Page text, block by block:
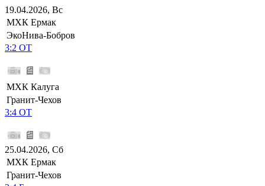
19.04.2026, Вс
МХК Ермак
ЭкоНива-Бобров
3:2 ОТ
МХК Калуга
Гранит-Чехов
3:4 ОТ
25.04.2026, Сб
МХК Ермак
Гранит-Чехов